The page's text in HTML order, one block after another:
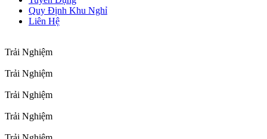
Quy Định Khu Nghỉ
Liên Hệ
Trải Nghiệm
Trải Nghiệm
Trải Nghiệm
Trải Nghiệm